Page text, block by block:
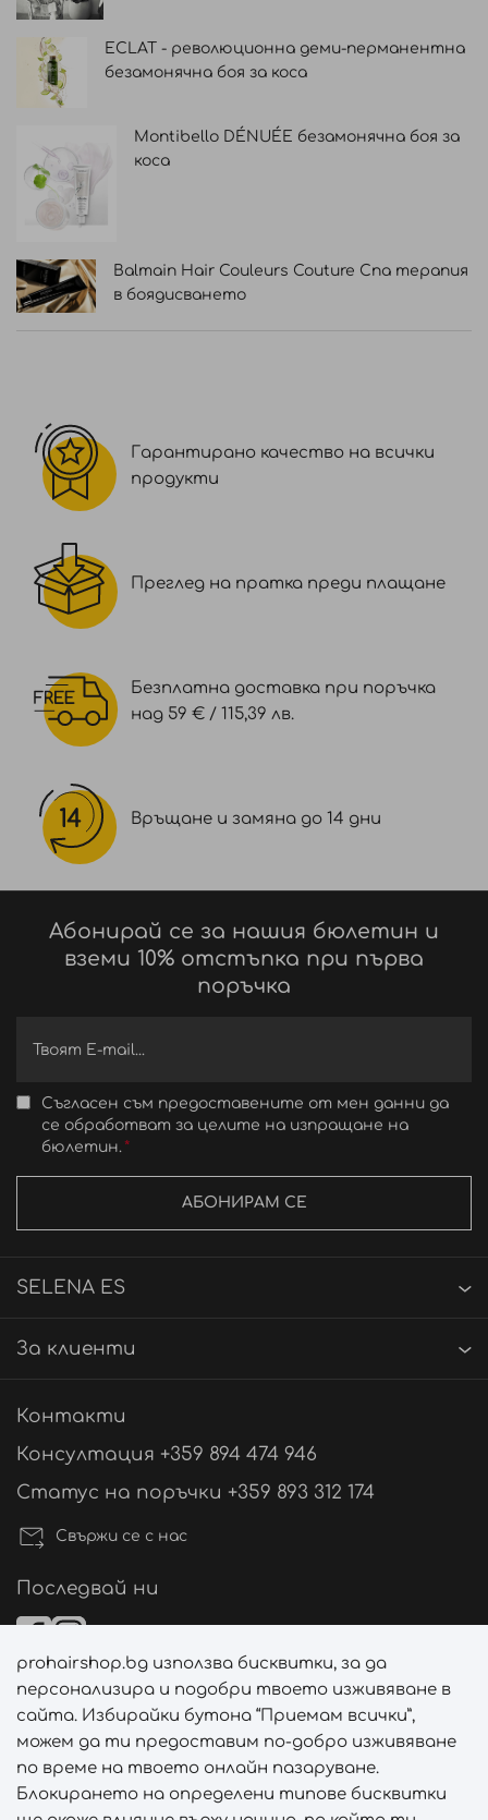
ECLAT - революционна деми-перманентна
безамонячна боя за коса
Montibello DÉNUÉE безамонячна боя за
коса
Balmain Hair Couleurs Couture Спа терапия
в боядисването
Гарантирано качество на всички
продукти
Преглед на пратка преди плащане
Безплатна доставка при поръчка
над 59 € / 115,39 лв.
Връщане и замяна до 14 дни
Абонирай се за нашия бюлетин и
вземи 10% отстъпка при първа
поръчка
Съгласен съм предоставените от мен данни да
се обработват за целите на изпращане на
бюлетин.
АБОНИРАМ СЕ
SELENA ES
За клиенти
Контакти
Консултация +359 894 474 946
Статус на поръчки +359 893 312 174
Свържи се с нас
Последвай ни
Начини на плащане
Начини на доставка
prohairshop.bg използва бисквитки, за да
персонализира и подобри твоето изживяване в
сайта. Избирайки бутона “Приемам всички”,
можем да ти предоставим по-добро изживяване
по време на твоето онлайн пазаруване.
Блокирането на определени типове бисквитки